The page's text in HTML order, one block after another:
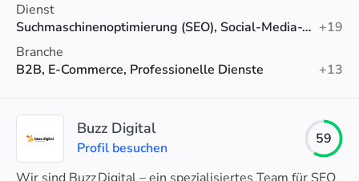
Dienst
Suchmaschinenoptimierung (SEO), Social-Media-Werbung, Google-Anzeigen +19
Branche
B2B, E-Commerce, Professionelle Dienste
+13
Buzz Digital
Profil besuchen
59